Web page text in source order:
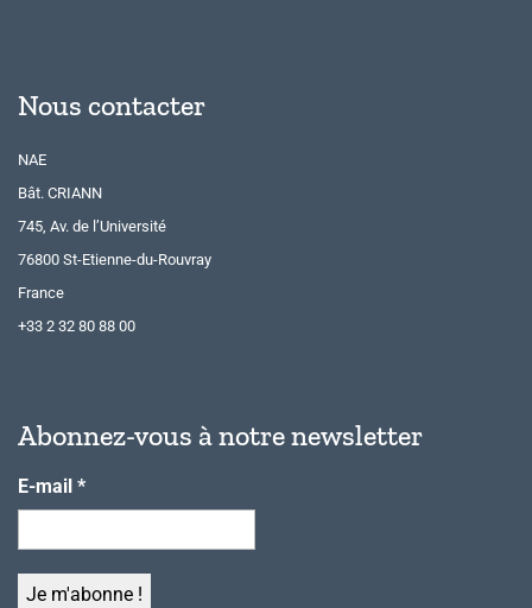
Nous contacter
NAE
Bât. CRIANN
745, Av. de l’Université
76800 St-Etienne-du-Rouvray
France
+33 2 32 80 88 00
Abonnez-vous à notre newsletter
E-mail *